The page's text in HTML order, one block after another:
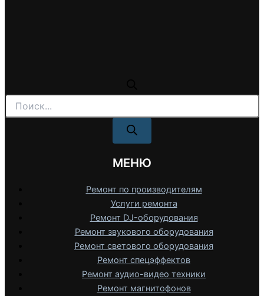
Поиск
товаров
МЕНЮ
Ремонт по производителям
Услуги ремонта
Ремонт DJ-оборудования
Ремонт звукового оборудования
Ремонт светового оборудования
Ремонт спецэффектов
Ремонт аудио-видео техники
Ремонт магнитофонов